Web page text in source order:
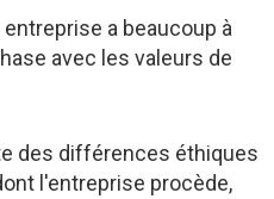
a beaucoup à
avec les valeurs de
des différences éthiques
l'entreprise procède,